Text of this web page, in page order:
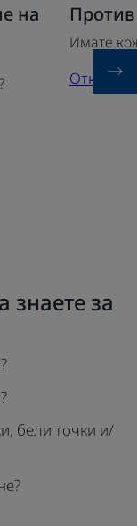
на
Против
черни
точки
лице
Имате
Открийте
знаете за
бели точки и/